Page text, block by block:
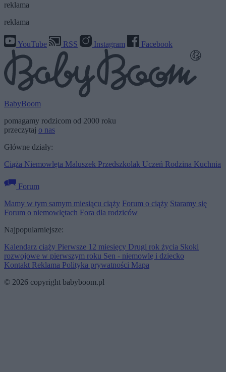
reklama
reklama
YouTube RSS Instagram Facebook
BabyBoom
pomagamy rodzicom od 2000 roku
przeczytaj o nas
Główne działy:
Ciąża Niemowlęta Maluszek Przedszkolak Uczeń Rodzina Kuchnia
Forum
Mamy w tym samym miesiącu ciąży Forum o ciąży Staramy się
Forum o niemowlętach Fora dla rodziców
Najpopularniejsze:
Kalendarz ciąży Pierwsze 12 miesięcy Drugi rok życia Skoki
rozwojowe w pierwszym roku Sen - niemowlę i dziecko
Kontakt Reklama Polityka prywatności Mapa
© 2026 copyright babyboom.pl